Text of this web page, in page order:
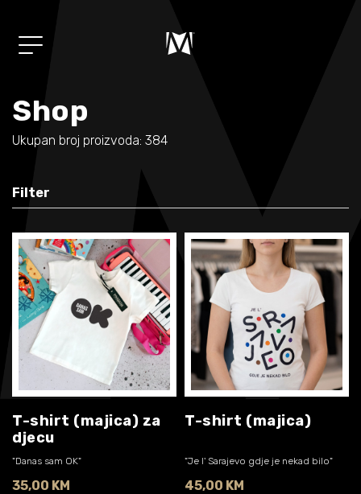
Album
"Mi"
04/ Shop
05/ Novosti
06/ Biografija
Shop
Ukupan broj proizvoda: 384
Filter
T-shirt (majica) za
djecu
"Danas sam OK"
35,00 KM
T-shirt (majica)
"Je l' Sarajevo gdje je nekad bilo"
45,00 KM